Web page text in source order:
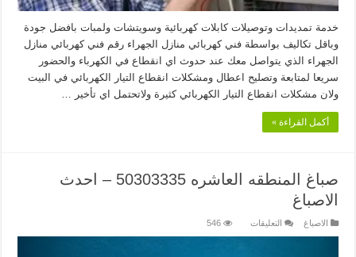
خدمة تمديدات وتوصيلات كابلات كهربائية وسويتشات ولمبات بافضل جودة
وباقل تكاليف بواسطة فني كهربائي منازل الجهراء رقم فني كهربائي منازل
الجهراء الذي يتواصل معك عند حدوث اي انقطاع في الكهرباء والحضور
سريعا لمتابعة وتصليح اعطال ومشكلات انقطاع التيار الكهربائي في البيت
ولان مشكلات انقطاع التيار الكهربائي كثيرة ولاتحتمل اي تأخير …
أكمل القراءة »
صباغ المنطقه العاشره 50303335 – احدث
الاصباغ
الاصباغ التعليقات 546